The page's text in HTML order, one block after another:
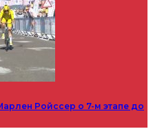
Ройссер о 7-м этапе до